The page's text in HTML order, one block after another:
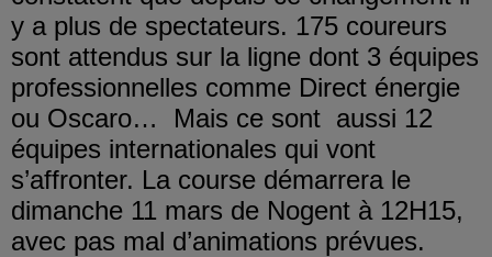
y a plus de spectateurs. 175 coureurs
sont attendus sur la ligne dont 3 équipes
professionnelles comme Direct énergie
ou Oscaro…
Mais ce sont aussi 12
équipes internationales qui vont
s’affronter. La course démarrera le
dimanche 11 mars de Nogent à 12H15,
avec pas mal d’animations prévues.